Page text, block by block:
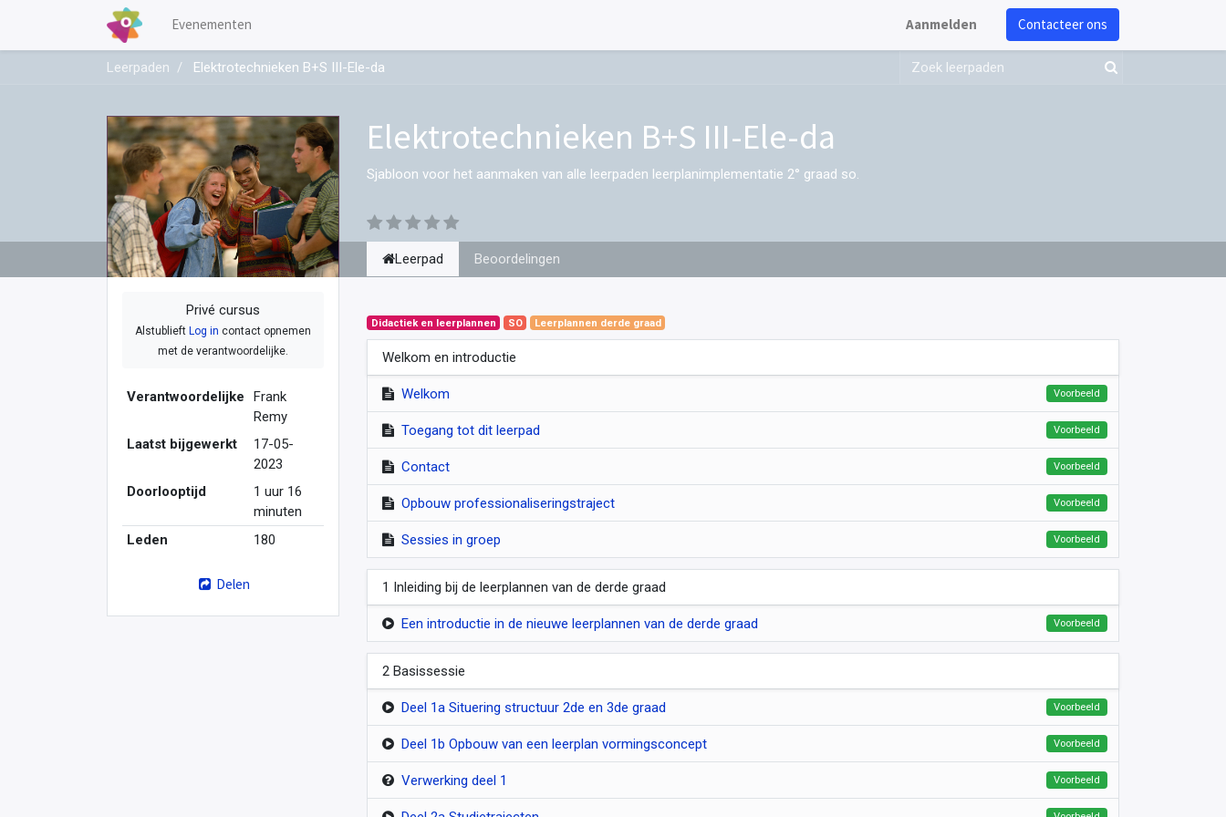
Evenementen Aanmelden Contacteer ons
Leerpaden Elektrotechnieken B+S III-Ele-da
Elektrotechnieken B+S III-Ele-da
Sjabloon voor het aanmaken van alle leerpaden leerplanimplementatie 2° graad so.
Privé cursus
Alstublieft Log in contact opnemen
met de verantwoordelijke.
Verantwoordelijke
Frank
Remy
Laatst bijgewerkt
17-05-
2023
Doorlooptijd
1 uur 16
minuten
Leden
180
Delen
Leerpad Beoordelingen
Didactiek en leerplannen SO Leerplannen derde graad
Welkom en introductie
Welkom Voorbeeld
Toegang tot dit leerpad Voorbeeld
Contact Voorbeeld
Opbouw professionaliseringstraject Voorbeeld
Sessies in groep Voorbeeld
1 Inleiding bij de leerplannen van de derde graad
Een introductie in de nieuwe leerplannen van de derde graad Voorbeeld
2 Basissessie
Deel 1a Situering structuur 2de en 3de graad Voorbeeld
Deel 1b Opbouw van een leerplan vormingsconcept Voorbeeld
Verwerking deel 1 Voorbeeld